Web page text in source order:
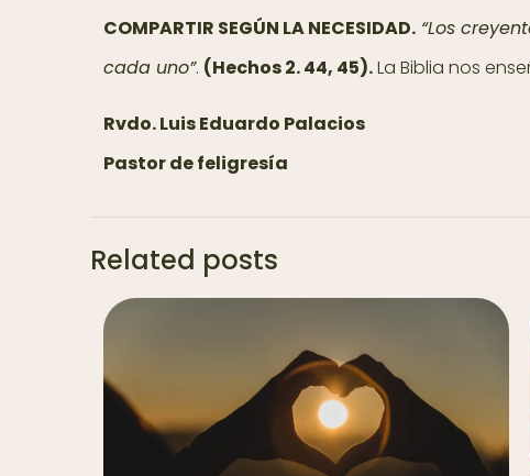
COMPARTIR SEGÚN LA NECESIDAD.“Los
cada uno”. (Hechos 2. 44, 45).La Biblia nos
Rvdo. Luis Eduardo Palacios
Pastor de feligresía
Related posts